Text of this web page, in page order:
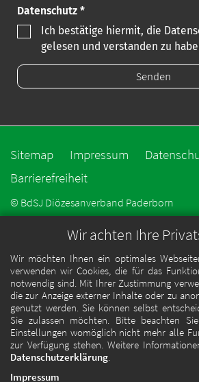
Wir achten Ihre
Wir möchten Ihnen ein optimales
verwenden wir Cookies, die für das
notwendig sind. Mit Ihrer Zustimmung
die zur Anzeige externer Inhalte oder zu
genutzt werden. Sie können selbst
Sie zulassen möchten. Bitte beachten
Einstellungen womöglich nicht mehr alle
zur Verfügung stehen. Weitere
Datenschutzerklärung.
Impressum
Datenschutz *
Ich bestätige hiermit, die
gelesen und verstanden zu
Sitemap Impressum
Barrierefreiheit
© BdSJ Diözesanverband Paderborn